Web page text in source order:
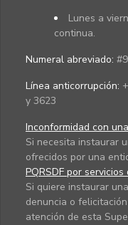
Lunes a
continua.
Numeral abreviado:
Línea anticorrupción:
y 3623
Inconformidad con
Si necesita instaurar
ofrecidos por una
PQRSDF por servicios
Si quiere instaurar
denuncia o
atención de esta